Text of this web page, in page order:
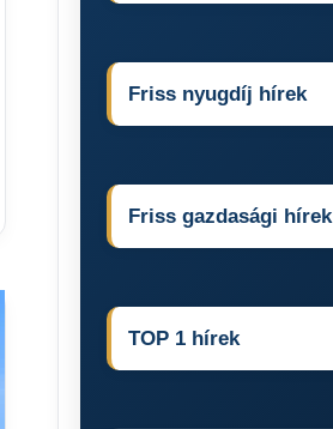
Friss nyugdíj hírek
Friss gazdasági hírek
TOP 1 hírek